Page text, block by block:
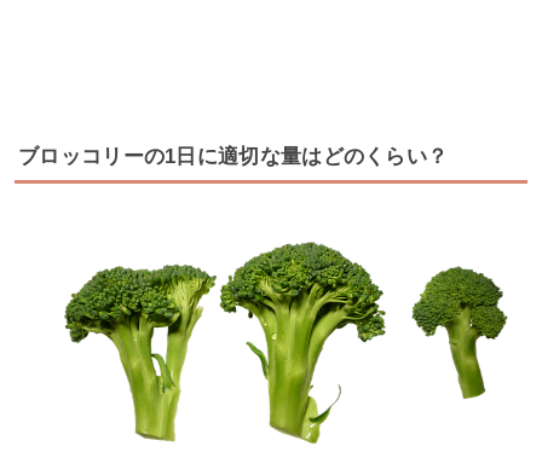
ブロッコリーの1日に適切な量はどのくらい？